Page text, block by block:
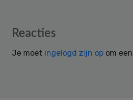
Reader
Reacties
Je moet ingelogd zijn op om